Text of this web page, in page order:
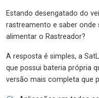
Estando desengatado do
rastreamento e saber
alimentar o Rastreador?
A resposta é simples, a
que possui bateria própria
versão mais completa que